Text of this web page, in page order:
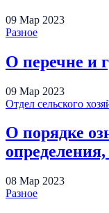
09 Мар 2023
Разное
О перечне и
09 Мар 2023
Отдел сельского
О порядке
08 Мар 2023
Разное